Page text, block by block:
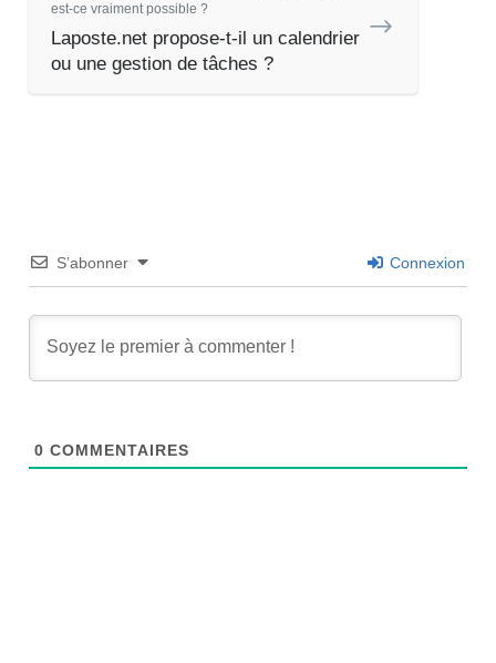
est-ce vraiment possible ?
Laposte.net propose-t-il un calendrier
ou une gestion de tâches ?
S’abonner Connexion
0 COMMENTAIRES